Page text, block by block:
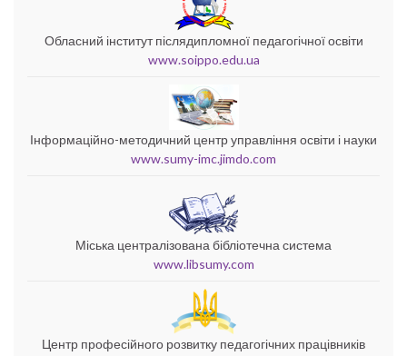
Обласний інститут післядипломної педагогічної освіти
www.soippo.edu.ua
Інформаційно-методичний центр управління освіти і науки
www.sumy-imc.jimdo.com
Міська централізована бібліотечна система
www.libsumy.com
Центр професійного розвитку педагогічних працівників